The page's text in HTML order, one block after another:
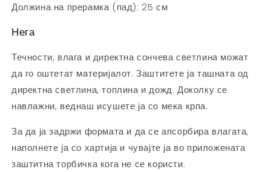
Должина на прерамка (пад): 25 см
Нега
Течности, влага и директна сончева светлина можат
да го оштетат материјалот. Заштитете ја ташната од
директна светлина, топлина и дожд. Доколку се
навлажни, веднаш исушете ја со мека крпа.
За да ја задржи формата и да се апсорбира влагата,
наполнете ја со хартија и чувајте ја во приложената
заштитна торбичка кога не се користи.